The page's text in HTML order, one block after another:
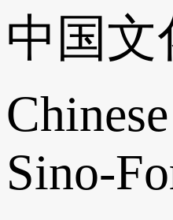
中国
Sino-